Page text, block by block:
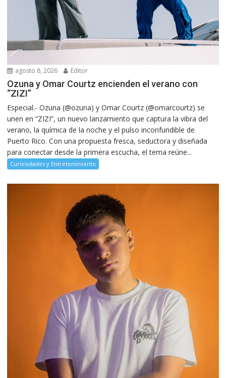
agosto 8, 2026 Editor
Ozuna y Omar Courtz encienden el verano con
“ZIZI”
Especial.- Ozuna (@ozuna) y Omar Courtz (@omarcourtz) se
unen en “ZIZI”, un nuevo lanzamiento que captura la vibra del
verano, la química de la noche y el pulso inconfundible de
Puerto Rico. Con una propuesta fresca, seductora y diseñada
para conectar desde la primera escucha, el tema reúne...
Curiosidades y Entretenimiento